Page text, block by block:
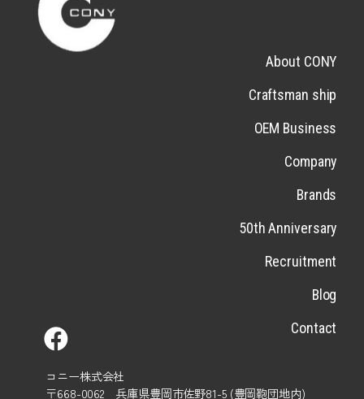
About CONY
Craftsman ship
OEM Business
Company
Brands
50th Anniversary
Recruitment
Blog
Contact
コニー株式会社
〒668-0062 兵庫県豊岡市佐野81-5 (豊岡鞄団地内)